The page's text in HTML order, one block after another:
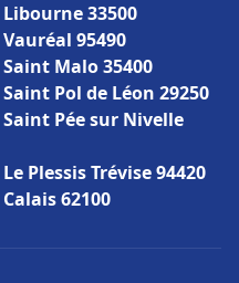
33500
95490
Malo 35400
Pol de Léon 29250
Pée sur Nivelle
Plessis Trévise 94420
62100